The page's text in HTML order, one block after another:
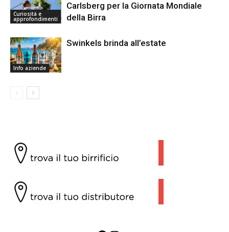
Curiosità e
approfondimenti
Carlsberg per la Giornata Mondiale
della Birra
Info aziende
Swinkels brinda all’estate